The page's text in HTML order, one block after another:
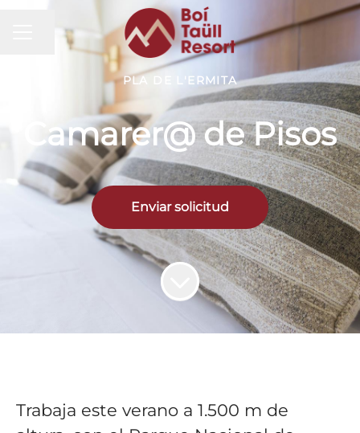
MENÚ DE EMPLEO
Compartir página
PLA DE L'ERMITA
Camarer@ de Pisos
Enviar solicitud
Trabaja este verano a 1.500 m de